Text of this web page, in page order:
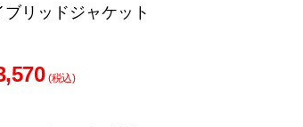
ブリッドジャケット
(税込)